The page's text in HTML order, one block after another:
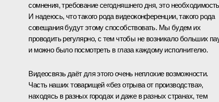
сомнения, требование сегодняшнего дня, это
И надеюсь, что такого рода видеоконференции, такого рода
совещания будут этому способствовать. Мы будем их
проводить регулярно, с тем чтобы не возникало больших
и можно было посмотреть в глаза каждому исполнителю.
Видеосвязь даёт для этого очень неплохие возможности.
Часть наших товарищей «без отрыва от производства»,
находясь в разных городах и даже в разных странах, тем